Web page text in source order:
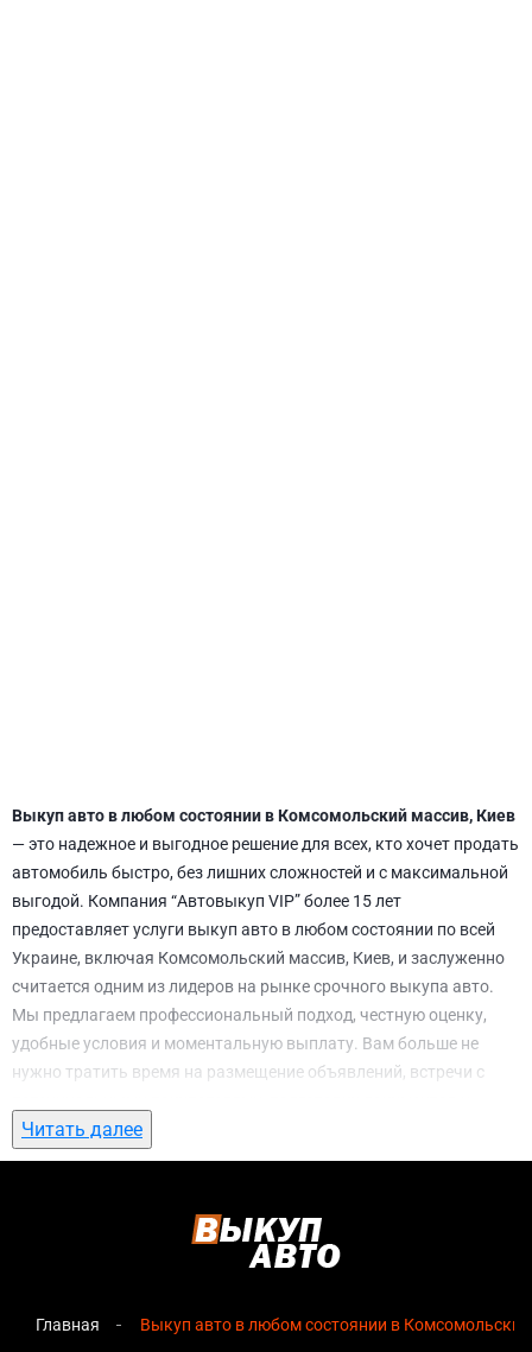
Выкуп авто в любом состоянии в Комсомольский массив, Киев
— это надежное и выгодное решение для всех, кто хочет продать
автомобиль быстро, без лишних сложностей и с максимальной
выгодой. Компания “Автовыкуп VIP” более 15 лет
предоставляет услуги выкуп авто в любом состоянии по всей
Украине, включая Комсомольский массив, Киев, и заслуженно
считается одним из лидеров на рынке срочного выкупа авто.
Мы предлагаем профессиональный подход, честную оценку,
удобные условия и моментальную выплату. Вам больше не
нужно тратить время на размещение объявлений, встречи с
ожидание. С нами вы можете
Комсомольский массив, Киеввсего за 1 день.
авто в любом состоянии в
Мгновенная оценка— предварительная стоимость
Читать далее
Главная Выкуп авто в любом состоянии в